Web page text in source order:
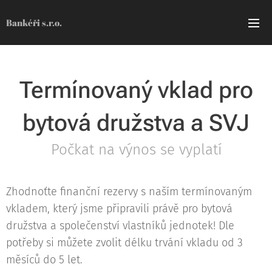
Bankéři s.r.o.
Termínovaný vklad pro
bytová družstva a SVJ
Počkat na výnos se vyplatí
Zhodnoťte finanční rezervy s naším termínovaným
vkladem, který jsme připravili právě pro bytová
družstva a společenství vlastníků jednotek! Dle
potřeby si můžete zvolit délku trvání vkladu od 3
měsíců do 5 let.